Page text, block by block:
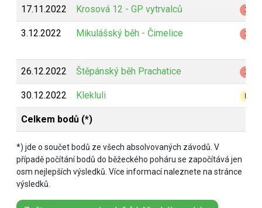
17.11.2022 Krosová 12 - GP vytrvalců Z
3.12.2022 Mikulášský běh - Čimelice Z
26.12.2022 Štěpánský běh Prachatice Z
30.12.2022 Klekluli
Celkem bodů (*)
*) jde o součet bodů ze všech absolvovaných závodů. V
případě počítání bodů do běžeckého poháru se započítává jen
osm nejlepších výsledků. Více informací naleznete na stránce
výsledků.